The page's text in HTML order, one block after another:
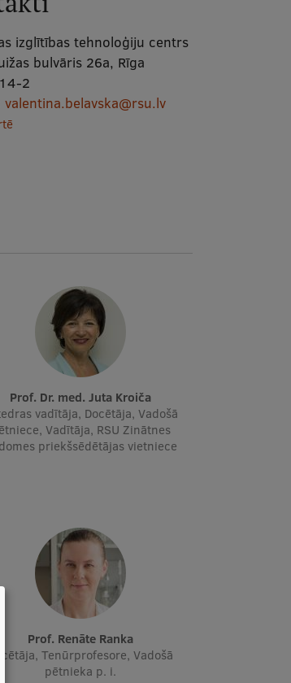
izglītības tehnoloģiju centrs
bulvāris 26a, Rīga
2
valentina.belavska@rsu.lv
Prof. Dr. med. Juta Kroiča
vadītāja, Docētāja, Vadošā
Vadītāja, RSU Zinātnes
priekšsēdētājas vietniece
Prof. Renāte Ranka
Tenūrprofesore, Vadošā
pētnieka p. i.